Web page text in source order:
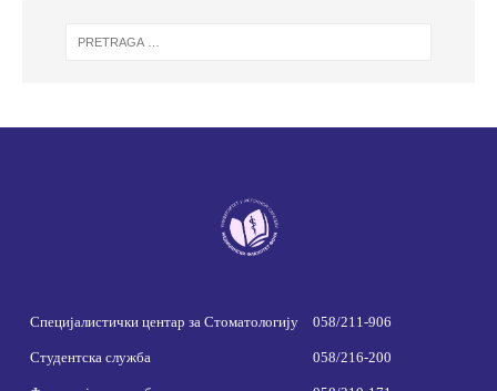
Специјалистички центар за Стоматологију 058/211-906
Студентска служба 058/216-200